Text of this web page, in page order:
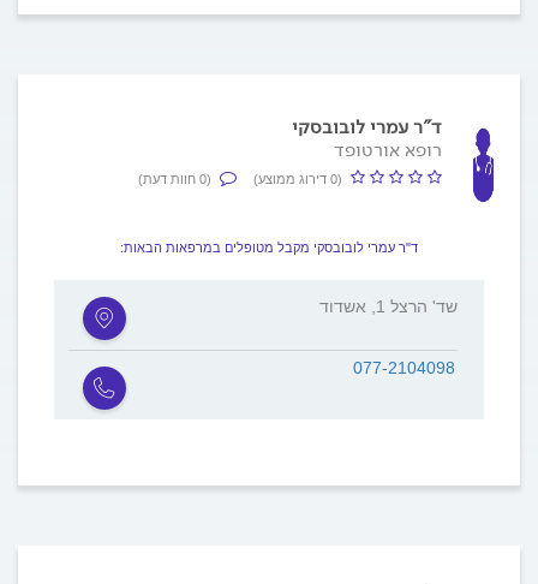
ד"ר עמרי לובובסקי
רופא אורטופד
(0 דירוג ממוצע) (0 חוות דעת)
ד"ר עמרי לובובסקי מקבל מטופלים במרפאות הבאות:
שד' הרצל 1, אשדוד
077-2104098